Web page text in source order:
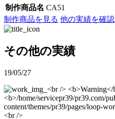
制作商品名 CA51
制作商品を見る 他の実績を確認
その他の実績
19/05/27